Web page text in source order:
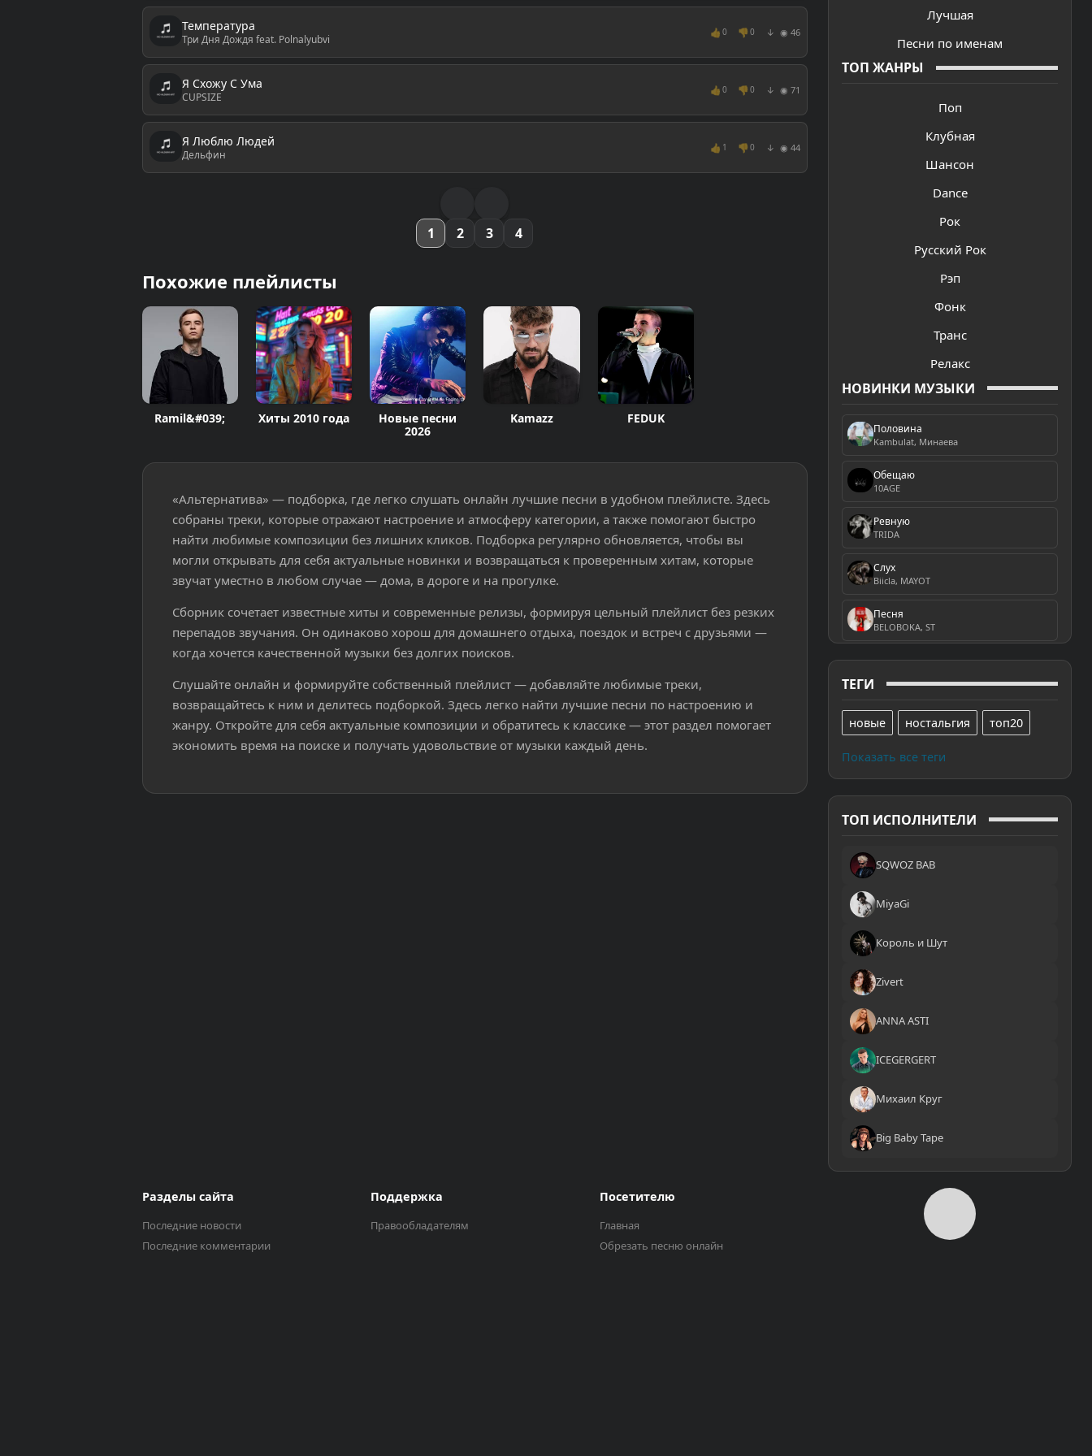
Лучшая
Песни по именам
ТОП ЖАНРЫ
Поп
Клубная
Шансон
Dance
Рок
Русский Рок
Рэп
Фонк
Транс
Релакс
НОВИНКИ МУЗЫКИ
Половина
Kambulat, Минаева
Обещаю
10AGE
Ревную
TRIDA
Слух
Biicla, MAYOT
Песня
BELOBOKA, ST
ТЕГИ
новые ностальгия топ20
Показать все теги
ТОП ИСПОЛНИТЕЛИ
SQWOZ BAB
MiyaGi
Король и Шут
Zivert
ANNA ASTI
ICEGERGERT
Михаил Круг
Big Baby Tape
Температура
Три Дня Дождя feat. Polnalyubvi
👍 0 👎 0 ↓ ◉ 46
Я Схожу С Ума
CUPSIZE
👍 0 👎 0 ↓ ◉ 71
Я Люблю Людей
Дельфин
👍 1 👎 0 ↓ ◉ 44
1 2 3 4
Похожие плейлисты
Ramil&#039; Хиты 2010 года
Новые песни
2026
Kamazz FEDUK
«Альтернатива» — подборка, где легко слушать онлайн лучшие песни в удобном плейлисте. Здесь
собраны треки, которые отражают настроение и атмосферу категории, а также помогают быстро
найти любимые композиции без лишних кликов. Подборка регулярно обновляется, чтобы вы
могли открывать для себя актуальные новинки и возвращаться к проверенным хитам, которые
звучат уместно в любом случае — дома, в дороге и на прогулке.
Сборник сочетает известные хиты и современные релизы, формируя цельный плейлист без резких
перепадов звучания. Он одинаково хорош для домашнего отдыха, поездок и встреч с друзьями —
когда хочется качественной музыки без долгих поисков.
Слушайте онлайн и формируйте собственный плейлист — добавляйте любимые треки,
возвращайтесь к ним и делитесь подборкой. Здесь легко найти лучшие песни по настроению и
жанру. Откройте для себя актуальные композиции и обратитесь к классике — этот раздел помогает
экономить время на поиске и получать удовольствие от музыки каждый день.
Разделы сайта
Последние новости
Последние комментарии
Поддержка
Правообладателям
Посетителю
Главная
Обрезать песню онлайн